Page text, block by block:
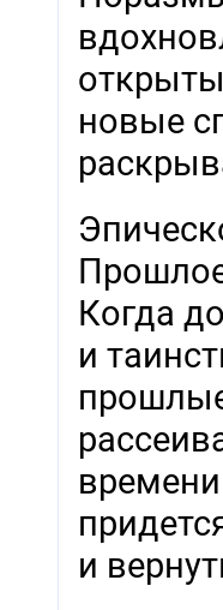
новые
Прошлое
Когда
и
и